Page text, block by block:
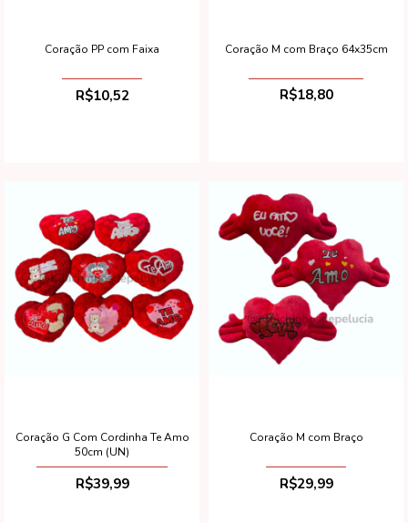
Coração PP com Faixa
R$10,52
Coração M com Braço 64x35cm
R$18,80
Coração G Com Cordinha Te Amo
50cm (UN)
R$39,99
Coração M com Braço
R$29,99